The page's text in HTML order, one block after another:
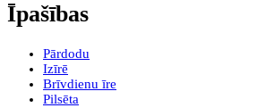
Īpašības
Pārdodu
Izīrē
Brīvdienu īre
Pilsēta